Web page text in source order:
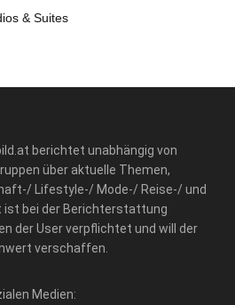
& Suites
berichtet unabhängig von
über aktuelle Themen,
Lifestyle-/ Mode-/ Reise-/ und
ist bei der Berichterstattung
der User verpflichtet und will der
verschaffen.
Medien: